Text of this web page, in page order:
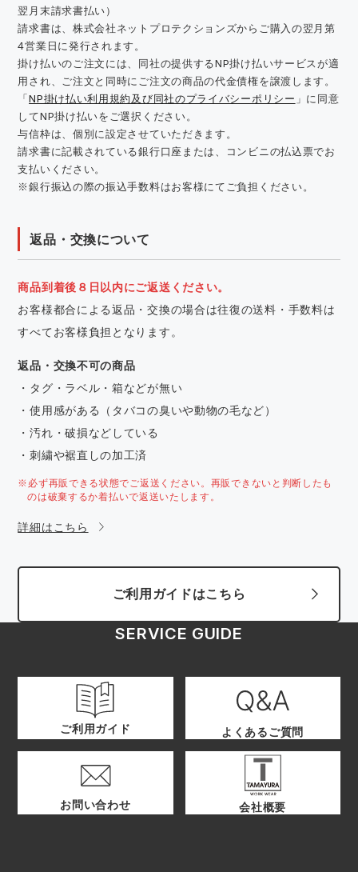
翌月末請求書払い）
請求書は、株式会社ネットプロテクションズからご購入の翌月第
4営業日に発行されます。
掛け払いのご注文には、同社の提供するNP掛け払いサービスが適
用され、ご注文と同時にご注文の商品の代金債権を譲渡します。
「NP掛け払い利用規約及び同社のプライバシーポリシー 」に同意
してNP掛け払いをご選択ください。
与信枠は、個別に設定させていただきます。
請求書に記載されている銀行口座または、コンビニの払込票でお
支払いください。
※銀行振込の際の振込手数料はお客様にてご負担ください。
返品・交換について
商品到着後８日以内にご返送ください。
お客様都合による返品・交換の場合は往復の送料・手数料は
すべてお客様負担となります。
返品・交換不可の商品
・タグ・ラベル・箱などが無い
・使用感がある（タバコの臭いや動物の毛など）
・汚れ・破損などしている
・刺繍や裾直しの加工済
※必ず再販できる状態でご返送ください。再販できないと判断したも
のは破棄するか着払いで返送いたします。
詳細はこちら
ご利用ガイドはこちら
SERVICE GUIDE
ご利用ガイド よくあるご質問
お問い合わせ 会社概要